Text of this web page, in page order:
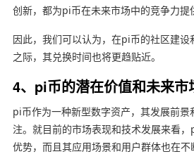
创新，都为pi币在未来市场中的竞争力提
因此，我们可以认为，在pi币的社区建
之际，其兑换时间也将更趋贴近。
4、pi币的潜在价值和未来市
pi币作为一种新型数字资产，其发展前景
注。就目前的市场表现和技术发展来看
优势，而且其应用场景和用户群体也在